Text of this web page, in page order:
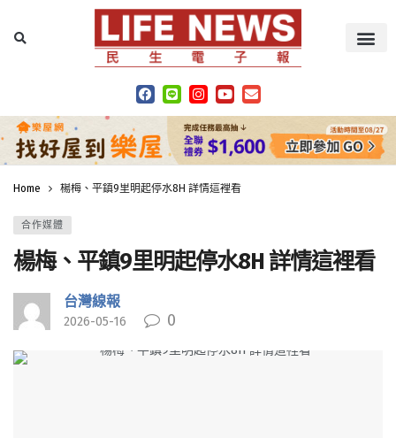
Home 楊梅、平鎮9里明起停水8H 詳情這裡看
合作媒體
楊梅、平鎮9里明起停水8H 詳情這裡看
台灣線報
2026-05-16 0